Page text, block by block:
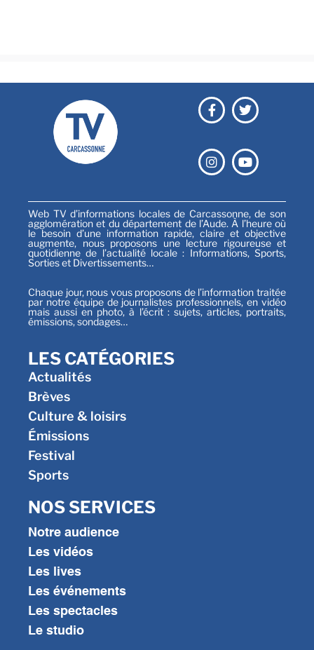
Web TV d’informations locales de Carcassonne, de son
agglomération et du département de l’Aude. À l’heure où
le besoin d’une information rapide, claire et objective
augmente, nous proposons une lecture rigoureuse et
quotidienne de l’actualité locale : Informations, Sports,
Sorties et Divertissements…
Chaque jour, nous vous proposons de l’information traitée
par notre équipe de journalistes professionnels, en vidéo
mais aussi en photo, à l’écrit : sujets, articles, portraits,
émissions, sondages…
LES CATÉGORIES
Actualités
Brèves
Culture & loisirs
Émissions
Festival
Sports
NOS SERVICES
Notre audience
Les vidéos
Les lives
Les événements
Les spectacles
Le studio